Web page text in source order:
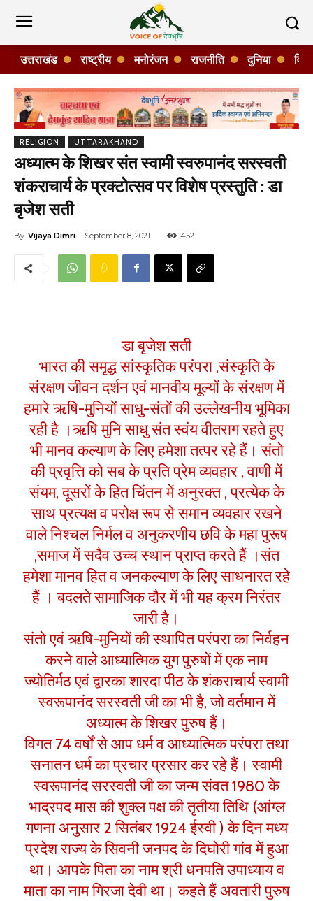
उत्तराखंड राष्ट्रीय मनोरंजन राजनीति दुनिया
RELIGION UTTARAKHAND
अध्यात्म के शिखर संत स्वामी स्वरुपानंद सरस्वती
शंकराचार्य के प्रक्टोत्सव पर विशेष प्रस्तुति : डा
बृजेश सती
By Vijaya Dimri September 8, 2021 452
डा बृजेश सती
भारत की समृद्ध सांस्कृतिक परंपरा ,संस्कृति के
संरक्षण जीवन दर्शन एवं मानवीय मूल्यों के संरक्षण में
हमारे ऋषि-मुनियों साधु-संतों की उल्लेखनीय भूमिका
रही है ।ऋषि मुनि साधु संत स्वंय वीतराग रहते हुए
भी मानव कल्याण के लिए हमेशा तत्पर रहे हैं। संतो
की प्रवृत्ति को सब के प्रति प्रेम व्यवहार , वाणी में
संयम, दूसरों के हित चिंतन में अनुरक्त , प्रत्येक के
साथ प्रत्यक्ष व परोक्ष रूप से समान व्यवहार रखने
वाले निश्चल निर्मल व अनुकरणीय छवि के महा पुरूष
,समाज में सदैव उच्च स्थान प्राप्त करते हैं ।संत
हमेशा मानव हित व जनकल्याण के लिए साधनारत रहे
हैं । बदलते सामाजिक दौर में भी यह क्रम निरंतर
जारी है।
संतो एवं ऋषि-मुनियों की स्थापित परंपरा का निर्वहन
करने वाले आध्यात्मिक युग पुरुषों में एक नाम
ज्योतिर्मठ एवं द्वारका शारदा पीठ के शंकराचार्य स्वामी
स्वरूपानंद सरस्वती जी का भी है, जो वर्तमान में
अध्यात्म के शिखर पुरुष हैं।
विगत 74 वर्षों से आप धर्म व आध्यात्मिक परंपरा तथा
सनातन धर्म का प्रचार प्रसार कर रहे हैं। स्वामी
स्वरूपानंद सरस्वती जी का जन्म संवत 1980 के
भाद्रपद मास की शुक्ल पक्ष की तृतीया तिथि (आंग्ल
गणना अनुसार 2 सितंबर 1924 ईस्वी ) के दिन मध्य
प्रदेश राज्य के सिवनी जनपद के दिघोरी गांव में हुआ
था। आपके पिता का नाम श्री धनपति उपाध्याय व
माता का नाम गिरजा देवी था। कहते हैं अवतारी पुरुष